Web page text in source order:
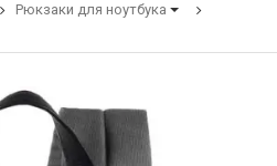
Рюкзаки для ноутбука